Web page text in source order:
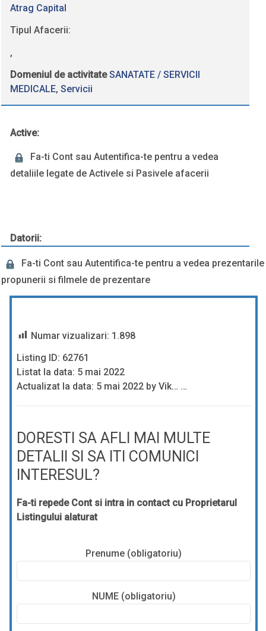
Atrag Capital
Tipul Afacerii:
,
Domeniul de activitate SANATATE / SERVICII
MEDICALE, Servicii
Active:
Fa-ti Cont sau Autentifica-te pentru a vedea
detaliile legate de Activele si Pasivele afacerii
Datorii:
Fa-ti Cont sau Autentifica-te pentru a vedea prezentarile
propunerii si filmele de prezentare
Numar vizualizari: 1.898
Listing ID: 62761
Listat la data: 5 mai 2022
Actualizat la data: 5 mai 2022 by Vik… …
DORESTI SA AFLI MAI MULTE
DETALII SI SA ITI COMUNICI
INTERESUL?
Fa-ti repede Cont si intra in contact cu Proprietarul
Listingului alaturat
Prenume (obligatoriu)
NUME (obligatoriu)